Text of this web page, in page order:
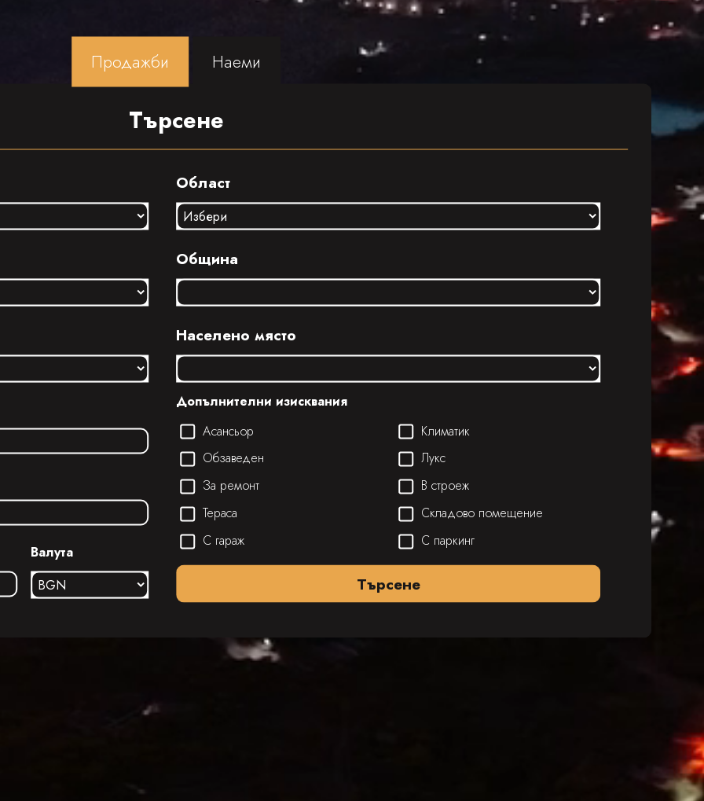
Продажби Наеми
Търсене
Област
Община
Населено място
Валута
Допълнителни изисквания
Асансьор
Климатик
Обзаведен
Лукс
За ремонт
В строеж
Тераса
Складово помещение
С гараж
С паркинг
Търсене